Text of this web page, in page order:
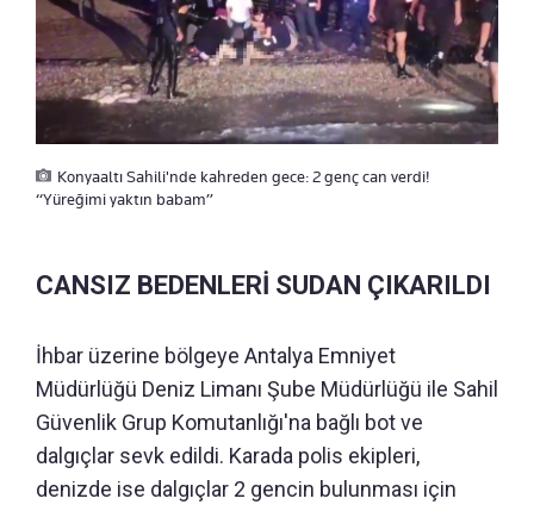
Konyaaltı Sahili'nde kahreden gece: 2 genç can verdi!
“Yüreğimi yaktın babam”
CANSIZ BEDENLERİ SUDAN ÇIKARILDI
İhbar üzerine bölgeye Antalya Emniyet
Müdürlüğü Deniz Limanı Şube Müdürlüğü ile Sahil
Güvenlik Grup Komutanlığı'na bağlı bot ve
dalgıçlar sevk edildi. Karada polis ekipleri,
denizde ise dalgıçlar 2 gencin bulunması için